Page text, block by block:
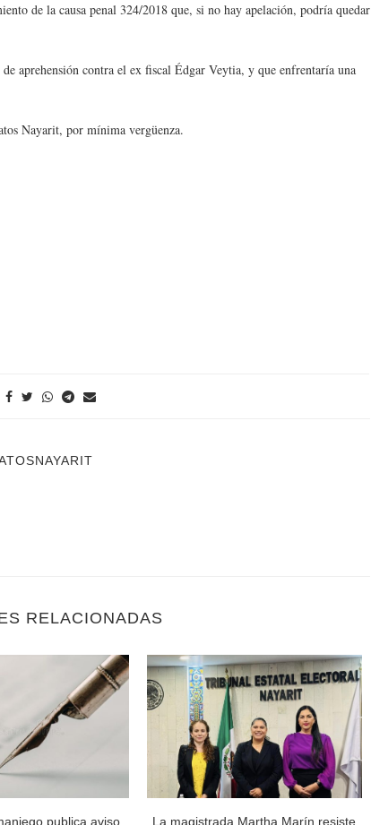
de la causa penal 324/2018 que, si no hay apelación, podría quedar
aprehensión contra el ex fiscal Édgar Veytia, y que enfrentaría una
Nayarit, por mínima vergüenza.
RELACIONADAS
publica aviso La magistrada Martha Marín resiste